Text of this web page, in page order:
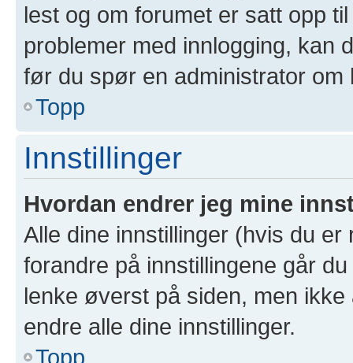
lest og om forumet er satt opp
problemer med innlogging,
før du spør en administrator
Topp
Innstillinger
Hvordan endrer jeg mine
Alle dine innstillinger (hvis du
forandre på innstillingene går
lenke øverst på siden, men
endre alle dine innstillinger.
Topp